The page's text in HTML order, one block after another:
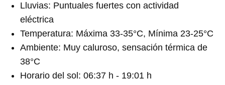
Lluvias: Puntuales fuertes con actividad
eléctrica
Temperatura: Máxima 33-35°C, Mínima 23-25°C
Ambiente: Muy caluroso, sensación térmica de
38°C
Horario del sol: 06:37 h - 19:01 h